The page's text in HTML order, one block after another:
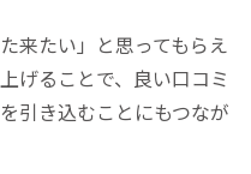
来たい」と思ってもらえ
げることで、良い口コミ
引き込むことにもつなが